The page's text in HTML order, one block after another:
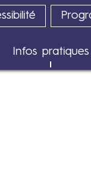
Infos pratiques